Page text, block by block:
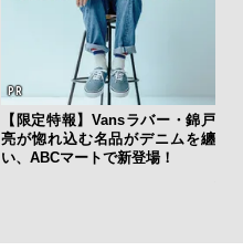
【限定特報】Vansラバー・錦戸
亮が惚れ込む名品がデニムを纏
い、ABCマートで新登場！